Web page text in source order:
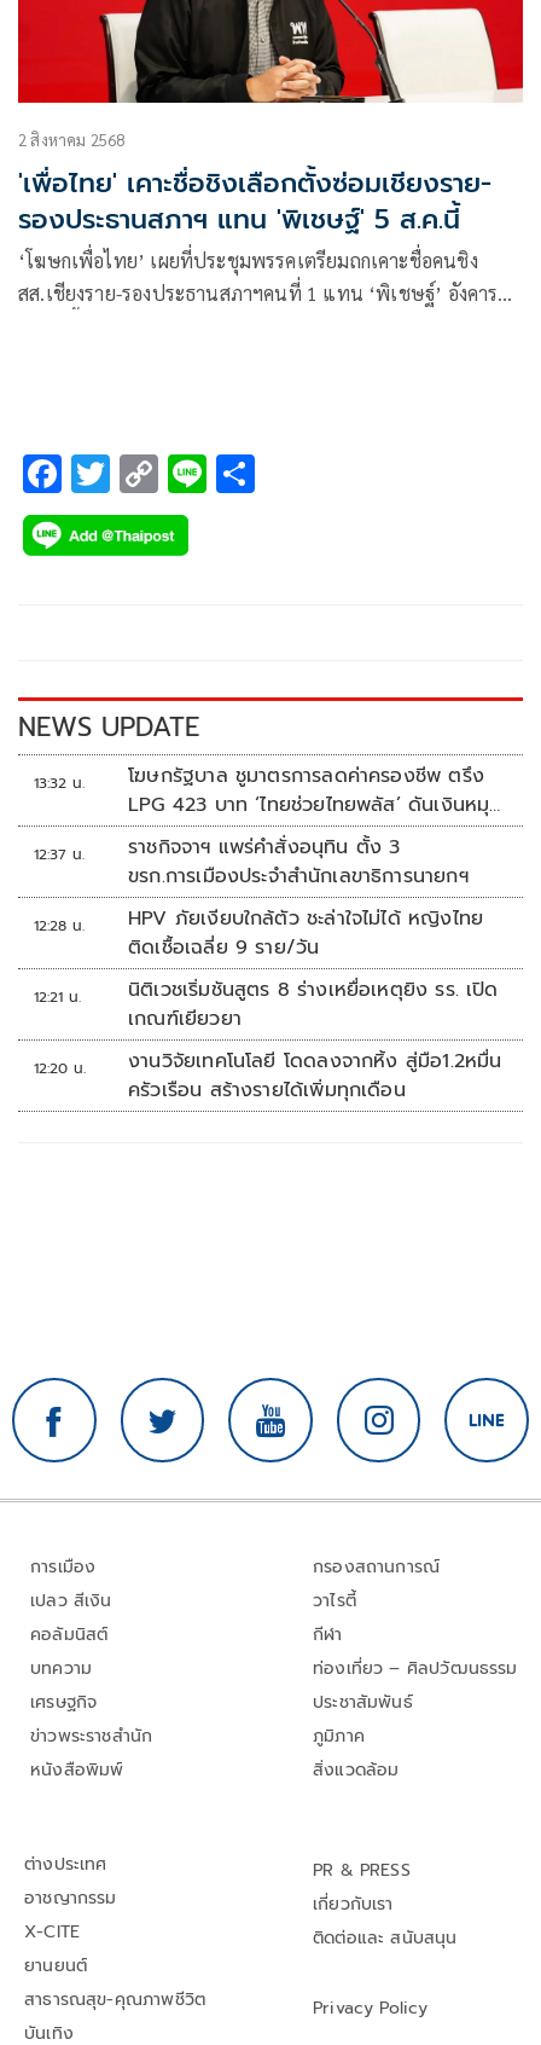
2 สิงหาคม 2568
'เพื่อไทย' เคาะชื่อชิงเลือกตั้งซ่อมเชียงราย-
รองประธานสภาฯ แทน 'พิเชษฐ์' 5 ส.ค.นี้
‘โฆษกเพื่อไทย’ เผยที่ประชุมพรรคเตรียมถกเคาะชื่อคนชิง
สส.เชียงราย-รองประธานสภาฯคนที่ 1 แทน ‘พิเชษฐ์’ อังคารที่
F
ac
e
k
T
wi
tt
C
o
p
k
Li
NEWS UPDATE
13:32 น.
โฆษกรัฐบาล ชูมาตรการลดค่าครองชีพ ตรึง
LPG 423 บาท ‘ไทยช่วยไทยพลัส’ ดันเงินหมุน
แสนล้าน
12:37 น.
ราชกิจจาฯ แพร่คำสั่งอนุทิน ตั้ง 3
ขรก.การเมืองประจำสำนักเลขาธิการนายกฯ
12:28 น.
HPV ภัยเงียบใกล้ตัว ชะล่าใจไม่ได้ หญิงไทย
ติดเชื้อเฉลี่ย 9 ราย/วัน
12:21 น.
นิติเวชเริ่มชันสูตร 8 ร่างเหยื่อเหตุยิง รร. เปิด
เกณฑ์เยียวยา
12:20 น.
งานวิจัยเทคโนโลยี โดดลงจากหิ้ง สู่มือ1.2หมื่น
ครัวเรือน สร้างรายได้เพิ่มทุกเดือน
การเมือง
เปลว สีเงิน
คอลัมนิสต์
บทความ
เศรษฐกิจ
ข่าวพระราชสำนัก
หนังสือพิมพ์
กรองสถานการณ์
วาไรตี้
กีฬา
ท่องเที่ยว – ศิลปวัฒนธรรม
ประชาสัมพันธ์
ภูมิภาค
สิ่งแวดล้อม
ต่างประเทศ
อาชญากรรม
X-CITE
ยานยนต์
สาธารณสุข-คุณภาพชีวิต
บันเทิง
PR & PRESS
เกี่ยวกับเรา
ติดต่อและ สนับสนุน
Privacy Policy